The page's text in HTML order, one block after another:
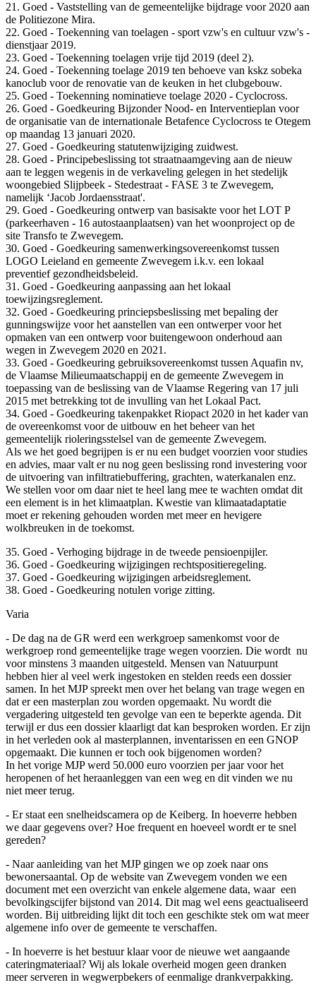
21. Goed - Vaststelling van de gemeentelijke bijdrage voor 2020 aan
de Politiezone Mira.
22. Goed - Toekenning van toelagen - sport vzw's en cultuur vzw's -
dienstjaar 2019.
23. Goed - Toekenning toelagen vrije tijd 2019 (deel 2).
24. Goed - Toekenning toelage 2019 ten behoeve van kskz sobeka
kanoclub voor de renovatie van de keuken in het clubgebouw.
25. Goed - Toekenning nominatieve toelage 2020 - Cyclocross.
26. Goed - Goedkeuring Bijzonder Nood- en Interventieplan voor
de organisatie van de internationale Betafence Cyclocross te Otegem
op maandag 13 januari 2020.
27. Goed - Goedkeuring statutenwijziging zuidwest.
28. Goed - Principebeslissing tot straatnaamgeving aan de nieuw
aan te leggen wegenis in de verkaveling gelegen in het stedelijk
woongebied Slijpbeek - Stedestraat - FASE 3 te Zwevegem,
namelijk ‘Jacob Jordaensstraat'.
29. Goed - Goedkeuring ontwerp van basisakte voor het LOT P
(parkeerhaven - 16 autostaanplaatsen) van het woonproject op de
site Transfo te Zwevegem.
30. Goed - Goedkeuring samenwerkingsovereenkomst tussen
LOGO Leieland en gemeente Zwevegem i.k.v. een lokaal
preventief gezondheidsbeleid.
31. Goed - Goedkeuring aanpassing aan het lokaal
toewijzingsreglement.
32. Goed - Goedkeuring princiepsbeslissing met bepaling der
gunningswijze voor het aanstellen van een ontwerper voor het
opmaken van een ontwerp voor buitengewoon onderhoud aan
wegen in Zwevegem 2020 en 2021.
33. Goed - Goedkeuring gebruiksovereenkomst tussen Aquafin nv,
de Vlaamse Milieumaatschappij en de gemeente Zwevegem in
toepassing van de beslissing van de Vlaamse Regering van 17 juli
2015 met betrekking tot de invulling van het Lokaal Pact.
34. Goed - Goedkeuring takenpakket Riopact 2020 in het kader van
de overeenkomst voor de uitbouw en het beheer van het
gemeentelijk rioleringsstelsel van de gemeente Zwevegem.
Als we het goed begrijpen is er nu een budget voorzien voor studies
en advies, maar valt er nu nog geen beslissing rond investering voor
de uitvoering van infiltratiebuffering, grachten, waterkanalen enz.
We stellen voor om daar niet te heel lang mee te wachten omdat dit
een element is in het klimaatplan. Kwestie van klimaatadaptatie
moet er rekening gehouden worden met meer en hevigere
wolkbreuken in de toekomst.
35. Goed - Verhoging bijdrage in de tweede pensioenpijler.
36. Goed - Goedkeuring wijzigingen rechtspositieregeling.
37. Goed - Goedkeuring wijzigingen arbeidsreglement.
38. Goed - Goedkeuring notulen vorige zitting.
Varia
- De dag na de GR werd een werkgroep samenkomst voor de
werkgroep rond gemeentelijke trage wegen voorzien. Die wordt nu
voor minstens 3 maanden uitgesteld. Mensen van Natuurpunt
hebben hier al veel werk ingestoken en stelden reeds een dossier
samen. In het MJP spreekt men over het belang van trage wegen en
dat er een masterplan zou worden opgemaakt. Nu wordt die
vergadering uitgesteld ten gevolge van een te beperkte agenda. Dit
terwijl er dus een dossier klaarligt dat kan besproken worden. Er zijn
in het verleden ook al masterplannen, inventarissen en een GNOP
opgemaakt. Die kunnen er toch ook bijgenomen worden?
In het vorige MJP werd 50.000 euro voorzien per jaar voor het
heropenen of het heraanleggen van een weg en dit vinden we nu
niet meer terug.
- Er staat een snelheidscamera op de Keiberg. In hoeverre hebben
we daar gegevens over? Hoe frequent en hoeveel wordt er te snel
gereden?
- Naar aanleiding van het MJP gingen we op zoek naar ons
bewonersaantal. Op de website van Zwevegem vonden we een
document met een overzicht van enkele algemene data, waar een
bevolkingscijfer bijstond van 2014. Dit mag wel eens geactualiseerd
worden. Bij uitbreiding lijkt dit toch een geschikte stek om wat meer
algemene info over de gemeente te verschaffen.
- In hoeverre is het bestuur klaar voor de nieuwe wet aangaande
cateringmateriaal? Wij als lokale overheid mogen geen dranken
meer serveren in wegwerpbekers of eenmalige drankverpakking.